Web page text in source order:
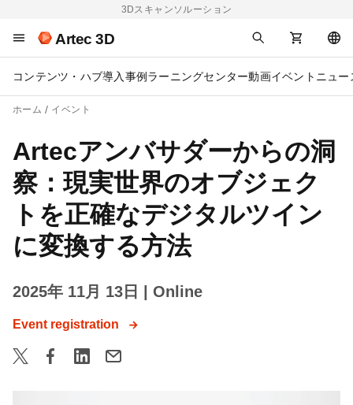
3Dスキャンソルーション
Artec 3D
コンテンツ・ハブ導入事例 ラーニングセンター動画イベント ニュー
ホーム イベント
Artecアンバサダーからの洞
察：現実世界のオブジェク
トを正確なデジタルツイン
に変換する方法
2025年 11月 13日 | Online
Event registration